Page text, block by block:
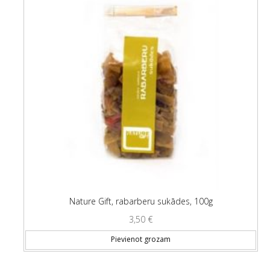
Nature Gift, rabarberu sukādes, 100g
3,50 €
Pievienot grozam